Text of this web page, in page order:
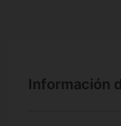
Información